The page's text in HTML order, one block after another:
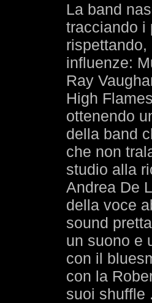
La band
tracciando i
influenze:
Ray
High
ottenendo
della band
che non
studio alla
Andrea De
della voce
sound
un suono e
con il
con la
suoi shuffle